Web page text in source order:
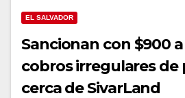
EL SALVADOR
Sancionan con $900
cobros irregulares de
cerca de SivarLand